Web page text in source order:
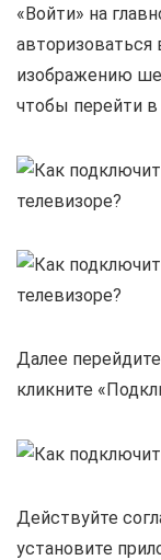
«Войти» на
авторизоваться
изображению
чтобы перейти
Далее
кликните
Действуйте
установите